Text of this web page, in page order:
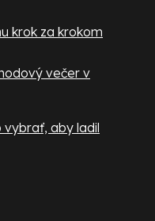
krok za krokom
večer v
vybrať, aby ladil